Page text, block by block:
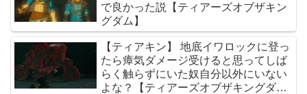
で良かった説【ティアーズオブザキン
グダム】
【ティアキン】 地底イワロックに登っ
たら瘴気ダメージ受けると思ってしば
らく触らずにいた奴自分以外にいない
よな？【ティアーズオブザキングダ